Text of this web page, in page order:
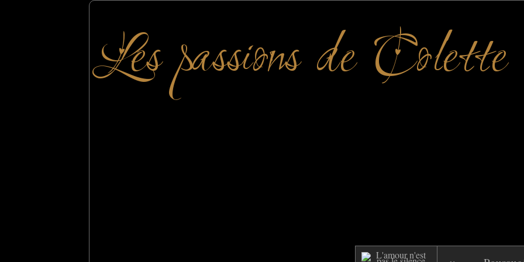
Les passions de Colette